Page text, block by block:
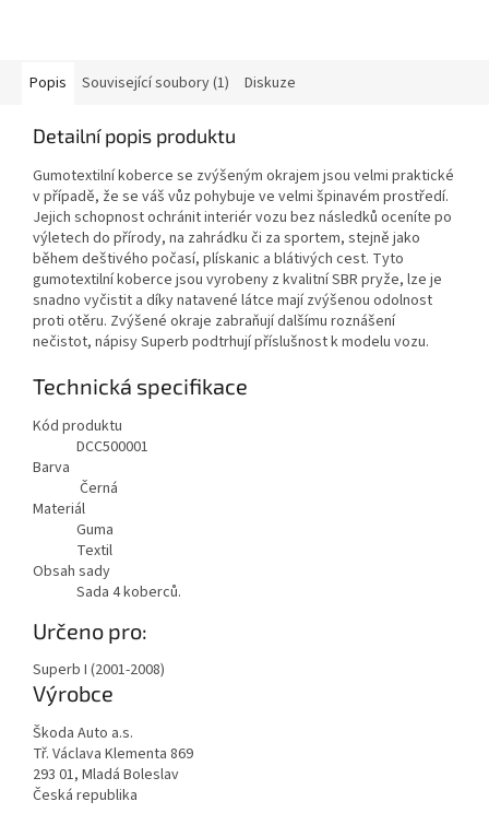
Popis Související soubory (1) Diskuze
Detailní popis produktu
Gumotextilní koberce se zvýšeným okrajem jsou velmi praktické
v případě, že se váš vůz pohybuje ve velmi špinavém prostředí.
Jejich schopnost ochránit interiér vozu bez následků oceníte po
výletech do přírody, na zahrádku či za sportem, stejně jako
během deštivého počasí, plískanic a blátivých cest. Tyto
gumotextilní koberce jsou vyrobeny z kvalitní SBR pryže, lze je
snadno vyčistit a díky natavené látce mají zvýšenou odolnost
proti otěru. Zvýšené okraje zabraňují dalšímu roznášení
nečistot, nápisy Superb podtrhují příslušnost k modelu vozu.
Technická specifikace
Kód produktu
DCC500001
Barva
Černá
Materiál
Guma
Textil
Obsah sady
Sada 4 koberců.
Určeno pro:
Superb I (2001-2008)
Výrobce
Škoda Auto a.s.
Tř. Václava Klementa 869
293 01, Mladá Boleslav
Česká republika